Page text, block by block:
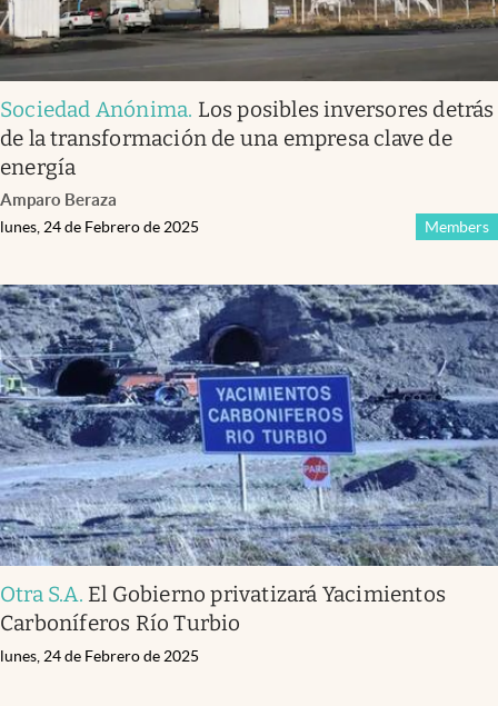
El Cronista Studio
abre en nueva pestaña
Argentina
Sociedad Anónima. Los posibles inversores detrás
de la transformación de una empresa clave de
energía
Amparo Beraza
Members
lunes, 24 de Febrero de 2025
Otra S.A. El Gobierno privatizará Yacimientos
Carboníferos Río Turbio
lunes, 24 de Febrero de 2025